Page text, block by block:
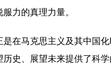
力的真理力量。
在马克思主义及其中国
史、展望未来提供了科